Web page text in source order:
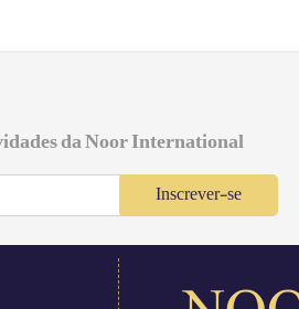
da Noor International
Inscrever-se